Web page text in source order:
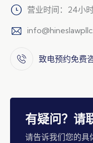
营业时间：24小
致电预约免费
有疑问？请
请告诉我们您的具